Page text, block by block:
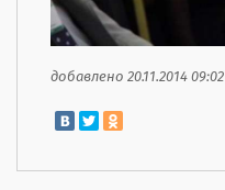
добавлено 20.11.2014 09:02